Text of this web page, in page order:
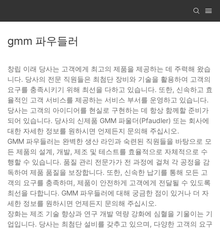
gmm 파우들러
창립 이래 당사는 고객에게 최고의 제품을 제공하는 데 주력해 왔습
니다. 당사의 전문 직원들은 최첨단 장비와 기술을 활용하여 고객의
요구를 충족시키기 위해 최선을 다하고 있습니다. 또한, 신속하고 효
율적인 고객 서비스를 제공하는 서비스 부서를 운영하고 있습니다.
당사는 고객의 아이디어를 현실로 구현하는 데 항상 함께할 준비가
되어 있습니다. 당사의 신제품 GMM 파울더(Pfaudler) 또는 회사에
대한 자세한 정보를 원하시면 언제든지 문의해 주십시오.
GMM 파우들러는 완벽한 생산 라인과 숙련된 직원들을 바탕으로 모
든 제품의 설계, 개발, 제조 및 테스트를 효율적으로 자체적으로 수
행할 수 있습니다. 품질 관리 전문가가 전 과정에 걸쳐 각 공정을 감
독하여 제품 품질을 보장합니다. 또한, 신속한 납기를 통해 모든 고
객의 요구를 충족하며, 제품이 안전하게 고객에게 전달될 수 있도록
최선을 다합니다. GMM 파우들러에 대해 궁금한 점이 있거나 더 자
세한 정보를 원하시면 언제든지 문의해 주십시오.
장화는 제조 기술 향상과 연구 개발 역량 강화에 심혈을 기울이는 기
업입니다. 당사는 최첨단 설비를 갖추고 있으며, 다양한 고객의 요구